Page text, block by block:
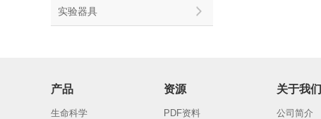
实验器具
产品
生命科学
资源
PDF资料
关于我们
公司简介